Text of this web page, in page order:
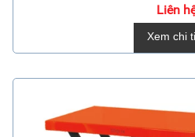
Liên
Xem chi